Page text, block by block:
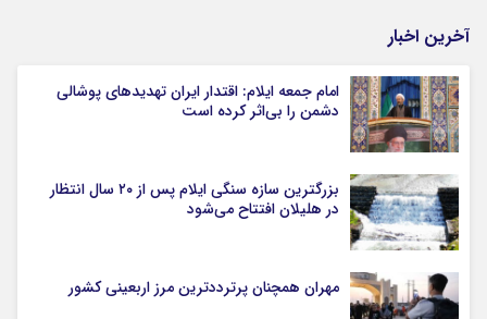
آخرین اخبار
امام جمعه ایلام: اقتدار ایران تهدیدهای پوشالی
دشمن را بی‌اثر کرده است
بزرگترین سازه سنگی ایلام پس از ۲۰ سال انتظار
در هلیلان افتتاح می‌شود
مهران همچنان پرترددترین مرز اربعینی کشور